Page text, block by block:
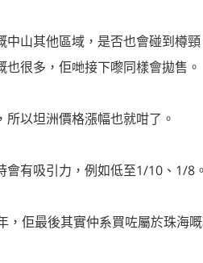
中山其他區域，是否也會碰到樽
很多，佢哋接下嚟同樣會拋售。
以坦洲價格漲幅也就咁了。
有吸引力，例如低至1/10、1/8。
佢最後其實仲系買咗屬於珠海